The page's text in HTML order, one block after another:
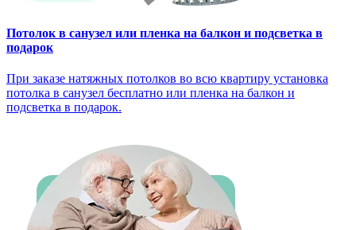
Потолок в санузел или пленка на балкон и подсветка в
подарок
При заказе натяжных потолков во всю квартиру установка
потолка в санузел бесплатно или пленка на балкон и
подсветка в подарок.